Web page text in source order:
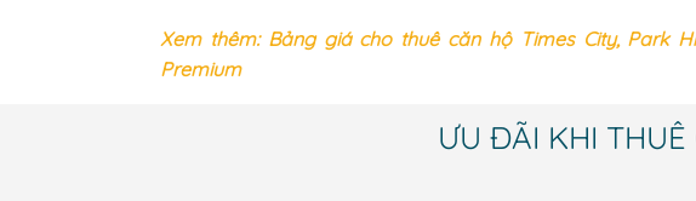
Xem thêm: Bảng giá cho thuê căn hộ Times City, Park
Premium
ƯU ĐÃI KHI THUÊ